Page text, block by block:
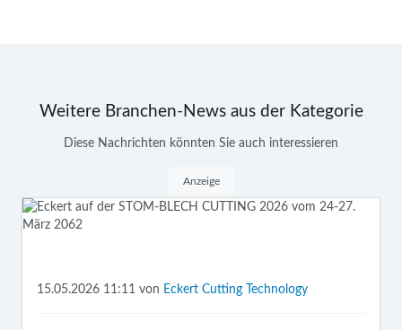
Weitere Branchen-News aus der Kategorie
Diese Nachrichten könnten Sie auch interessieren
Anzeige
15.05.2026 11:11 von Eckert Cutting Technology